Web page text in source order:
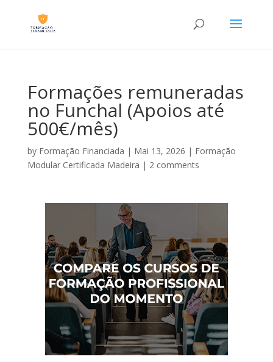
Formações remuneradas
no Funchal (Apoios até
500€/mês)
by Formação Financiada | Mai 13, 2026 | Formação
Modular Certificada Madeira | 2 comments